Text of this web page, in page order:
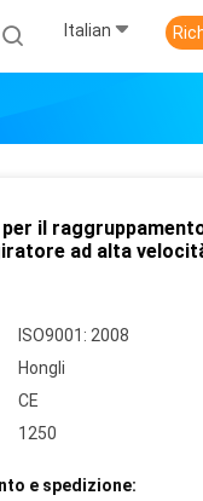
Italian
per il
ad alta
ISO9001: 2008
Hongli
CE
1250
e spedizione: